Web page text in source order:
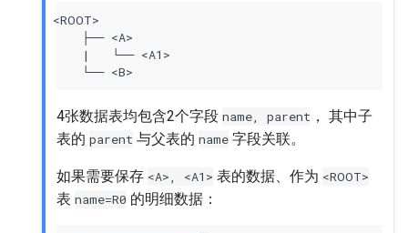
<ROOT>
    ├── <A>
    |   └── <A1>
4张数据表均包含2个字段 name, parent ， 其中子
表的 parent 与父表的 name 字段关联。
如果需要保存 <A>, <A1> 表的数据、作为 <ROOT>
表 name=R0 的明细数据：